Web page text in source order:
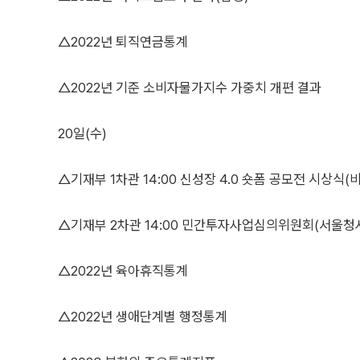
△2022년 퇴직연금통계
△2022년 기준 소비자물가지수 가중치 개편 결과
20일(수)
△기재부 1차관 14:00 신성장 4.0 숏폼 공모전 시상식(
△기재부 2차관 14:00 민간투자사업심의위원회(서울청
△2022년 육아휴직통계
△2022년 생애단계별 행정통계